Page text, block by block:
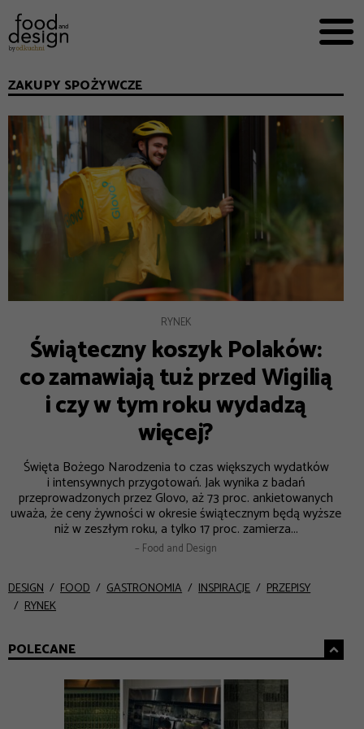


EKSPERCI
FOOD WORKING
E-BOOKI
O NAS
REKLAMA
ZAKUPY SPOŻYWCZE
RYNEK
Świąteczny koszyk Polaków:
co zamawiają tuż przed Wigilią
i czy w tym roku wydadzą
więcej?
Święta Bożego Narodzenia to czas większych wydatków
i intensywnych przygotowań. Jak wynika z badań
przeprowadzonych przez Glovo, aż 73 proc. ankietowanych
uważa, że ceny żywności w okresie świątecznym będą wyższe
niż w zeszłym roku, a tylko 17 proc. zamierza...
– Food and Design
DESIGN FOOD GASTRONOMIA INSPIRACJE
PRZEPISY
RYNEK
POLECANE